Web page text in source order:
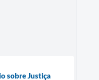
sobre Justiça